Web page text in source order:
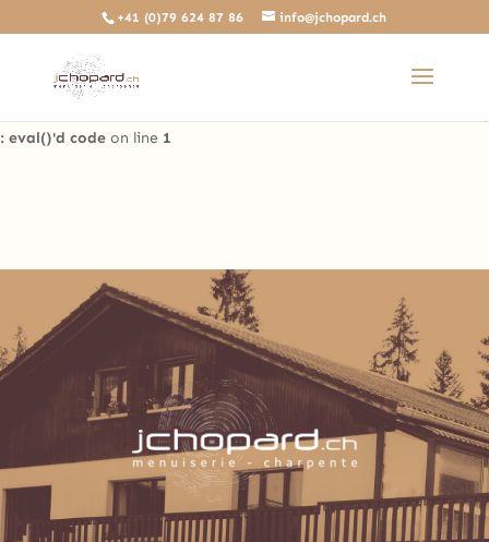
Deprecated: The predefined locally scoped $http_response_header
variable is deprecated, call http_get_last_response_headers()
instead in
: eval()'d code on line 1
+41 (0)79 624 87 86 info@jchopard.ch